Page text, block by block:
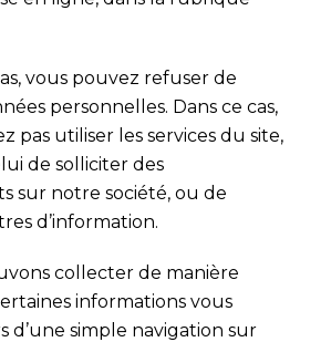
vous pouvez refuser de
personnelles. Dans ce cas,
pas utiliser les services du site,
de solliciter des
sur notre société, ou de
d’information.
collecter de manière
informations vous
d’une simple navigation sur